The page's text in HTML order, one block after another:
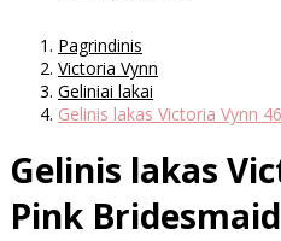
Pagrindinis
Victoria Vynn
Geliniai lakai
Gelinis lakas Victoria Vynn
Gelinis lakas
Pink